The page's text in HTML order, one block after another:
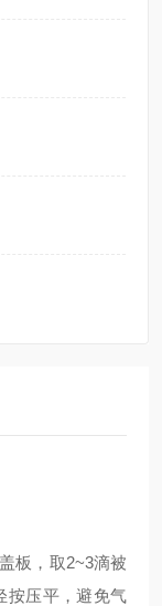
板，取2~3滴被
按压平，避免气